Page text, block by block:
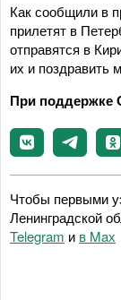
Как сообщили в
прилетят в
отправятся в
их и поздравить
При
Чтобы первыми
Ленинградской
Telegram и в Maх